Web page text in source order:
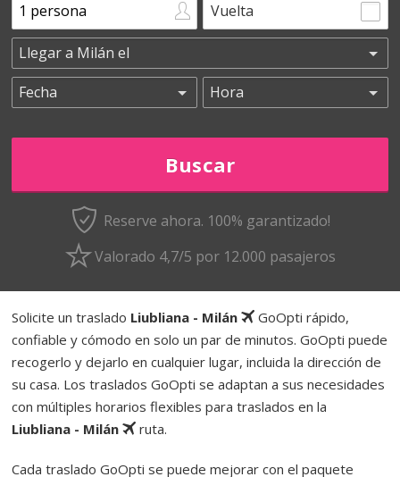
Vuelta
Reserve ahora. 100% garantizado!
Valorado 4,7/5 por 12.000 pasajeros
Solicite un traslado Liubliana - Milán
GoOpti rápido,
confiable y cómodo en solo un par de minutos. GoOpti puede
recogerlo y dejarlo en cualquier lugar, incluida la dirección de
su casa. Los traslados GoOpti se adaptan a sus necesidades
con múltiples horarios flexibles para traslados en la
Liubliana - Milán
ruta.
Cada traslado GoOpti se puede mejorar con el paquete